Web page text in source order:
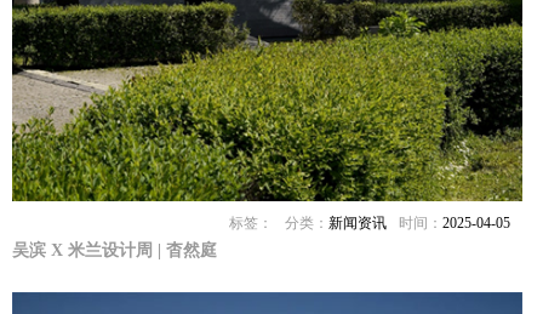
时间：2025-04-05
分类：新闻资讯
标签：
吴滨 X 米兰设计周 | 杳然庭